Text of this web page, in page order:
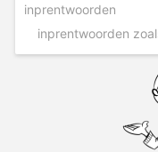
inprentwoorden
inprentwoorden